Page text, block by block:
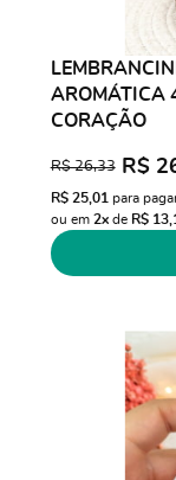
AROMÁTICA
CORAÇÃO
R$ 26,33 R$
R$ 25,01 para
ou em 2xde R$